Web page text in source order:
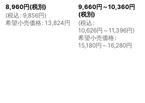
8,960円(税別)
(税込 : 9,856円)
希望小売価格: 13,824円
9,660円 ～10,360円
(税別)
(税込 :
10,626円 ～11,396円)
希望小売価格:
15,180円 ～16,280円